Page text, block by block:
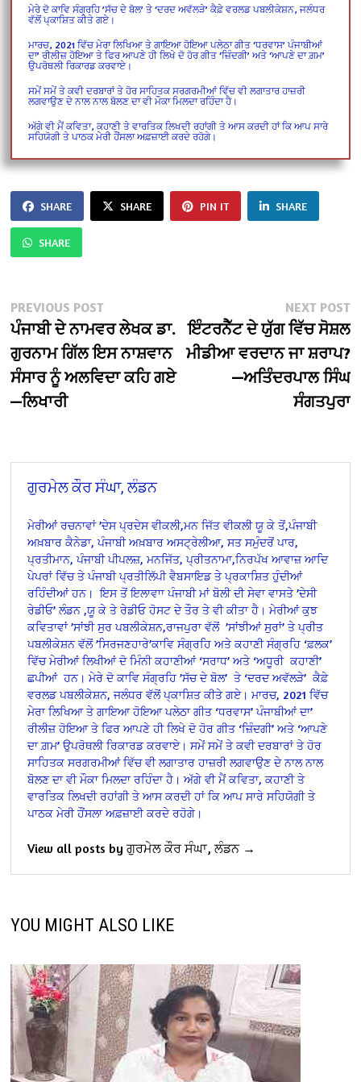
ਮੇਰੇ ਦੋ ਕਾਵਿ ਸੰਗ੍ਰਹਿ ’ਸੱਚ ਦੇ ਬੋਲ’ ਤੇ ‘ਦਰਦ ਅਵੱਲੜੇ’ ਕੈਫ਼ੇ ਵਰਲਡ ਪਬਲੀਕੇਸ਼ਨ, ਜਲੰਧਰ
ਵੱਲੋਂ ਪ੍ਕਾਸ਼ਿਤ ਕੀਤੇ ਗਏ।
ਮਾਰਚ, 2021 ਵਿੱਚ ਮੇਰਾ ਲਿਖਿਆ ਤੇ ਗਾਇਆ ਹੋਇਆ ਪਲੇਠਾ ਗੀਤ ‘ਧਰਵਾਸ’ ਪੰਜਾਬੀਆਂ
ਦਾ’ ਰੀਲੀਜ਼ ਹੋਇਆ ਤੇ ਫਿਰ ਆਪਣੇ ਹੀ ਲਿਖੇ ਦੋ ਹੋਰ ਗੀਤ ‘ਜ਼ਿੰਦਗੀ’ ਅਤੇ ‘ਆਪਣੇ ਦਾ ਗ਼ਮ’
ਉਪਰੋਥਲੀ ਰਿਕਾਰਡ ਕਰਵਾਏ।
ਸਮੇਂ ਸਮੇਂ ਤੇ ਕਵੀ ਦਰਬਾਰਾਂ ਤੇ ਹੋਰ ਸਾਹਿਤਕ ਸਰਗਰਮੀਆਂ ਵਿੱਚ ਵੀ ਲਗਾਤਾਰ ਹਾਜ਼ਰੀ
ਲਗਵਾਉਣ ਦੇ ਨਾਲ ਨਾਲ ਬੋਲਣ ਦਾ ਵੀ ਮੌਕਾ ਮਿਲਦਾ ਰਹਿੰਦਾ ਹੈ।
ਅੱਗੇ ਵੀ ਮੈਂ ਕਵਿਤਾ, ਕਹਾਣੀ ਤੇ ਵਾਰਤਿਕ ਲਿਖਦੀ ਰਹਾਂਗੀ ਤੇ ਆਸ ਕਰਦੀ ਹਾਂ ਕਿ ਆਪ ਸਾਰੇ
ਸਹਿਯੋਗੀ ਤੇ ਪਾਠਕ ਮੇਰੀ ਹੌਂਸਲਾ ਅਫ਼ਜ਼ਾਈ ਕਰਦੇ ਰਹੋਗੇ।
SHARE SHARE PIN IT SHARE
SHARE
Post
navigation
PREVIOUS POSTPrevious
post:
ਪੰਜਾਬੀ ਦੇ ਨਾਮਵਰ ਲੇਖਕ ਡਾ.
ਗੁਰਨਾਮ ਗਿੱਲ ਇਸ ਨਾਸ਼ਵਾਨ
ਸੰਸਾਰ ਨੂੰ ਅਲਵਿਦਾ ਕਹਿ ਗਏ
—ਲਿਖਾਰੀ
NEXT POST
ਇੰਟਰਨੈੱਟ ਦੇ ਯੁੱਗ ਵਿੱਚ ਸੋਸ਼ਲ
ਮੀਡੀਆ ਵਰਦਾਨ ਜਾ ਸ਼ਰਾਪ?
—ਅਤਿੰਦਰਪਾਲ ਸਿੰਘ
ਸੰਗਤਪੁਰਾ
ਗੁਰਮੇਲ ਕੌਰ ਸੰਘਾ, ਲੰਡਨ
ਮੇਰੀਆਂ ਰਚਨਾਵਾਂ ’ਦੇਸ ਪ੍ਰਦੇਸ ਵੀਕਲੀ,ਮਨ ਜਿੱਤ ਵੀਕਲੀ ਯੂ ਕੇ ਤੋਂ,ਪੰਜਾਬੀ
ਅਖ਼ਬਾਰ ਕੈਨੇਡਾ, ਪੰਜਾਬੀ ਅਖ਼ਬਾਰ ਅਸਟ੍ਰੇਲੀਆ, ਸਤ ਸਮੁੰਦਰੋਂ ਪਾਰ,
ਪ੍ਰਤੀਮਾਨ, ਪੰਜਾਬੀ ਪੀਪਲਜ਼, ਮਨਜਿੱਤ, ਪ੍ਰੀਤਨਾਮਾ,ਨਿਰਪੱਖ ਆਵਾਜ਼ ਆਦਿ
ਪੇਪਰਾਂ ਵਿੱਚ ਤੇ ਪੰਜਾਬੀ ਪ੍ਰਤੀਲਿੱਪੀ ਵੈਬਸਾਇਡ ਤੇ ਪ੍ਰਕਾਸ਼ਿਤ ਹੁੰਦੀਆਂ
ਰਹਿੰਦੀਆਂ ਹਨ। ਇਸ ਤੋਂ ਇਲਾਵਾਾ ਪੰਜਾਬੀ ਮਾਂ ਬੋਲੀ ਦੀ ਸੇਵਾ ਵਾਸਤੇ ’ਦੇਸੀ
ਰੇਡੀਓ’ ਲੰਡਨ ,ਯੂ ਕੇ ਤੇ ਰੇਡੀਓ ਹੋਸਟ ਦੇ ਤੌਰ ਤੇ ਵੀ ਕੀਤਾ ਹੈ। ਮੇਰੀਆਂ ਕੁਝ
ਕਵਿਤਾਵਾਂ ’ਸਾਂਝੀ ਸੁਰ ਪਬਲੀਕੇਸ਼ਨ,ਰਾਜਪੁਰਾ ਵੱਲੋਂ ’ਸਾਂਝੀਆਂ ਸੁਰਾਂ’ ਤੇ ਪ੍ਰੀਤ
ਪਬਲੀਕੇਸ਼ਨ ਵੱਲੋਂ ’ਸਿਰਜਣਹਾਰੇ’ਕਾਵਿ ਸੰਗ੍ਰਹਿ ਅਤੇ ਕਹਾਣੀ ਸੰਗ੍ਰਹਿ ‘ਫ਼ਲਕ’
ਵਿੱਚ ਮੇਰੀਆਂ ਲਿਖੀਆਂ ਦੋ ਮਿੰਨੀ ਕਹਾਣੀਆਂ ‘ਸਰਾਧ’ ਅਤੇ ‘ਅਧੂਰੀ ਕਹਾਣੀ’
ਛਪੀਆਂ ਹਨ। ਮੇਰੇ ਦੋ ਕਾਵਿ ਸੰਗ੍ਰਹਿ ’ਸੱਚ ਦੇ ਬੋਲ’ ਤੇ ‘ਦਰਦ ਅਵੱਲੜੇ’ ਕੈਫ਼ੇ
ਵਰਲਡ ਪਬਲੀਕੇਸ਼ਨ, ਜਲੰਧਰ ਵੱਲੋਂ ਪ੍ਕਾਸ਼ਿਤ ਕੀਤੇ ਗਏ। ਮਾਰਚ, 2021 ਵਿੱਚ
ਮੇਰਾ ਲਿਖਿਆ ਤੇ ਗਾਇਆ ਹੋਇਆ ਪਲੇਠਾ ਗੀਤ ‘ਧਰਵਾਸ’ ਪੰਜਾਬੀਆਂ ਦਾ’
ਰੀਲੀਜ਼ ਹੋਇਆ ਤੇ ਫਿਰ ਆਪਣੇ ਹੀ ਲਿਖੇ ਦੋ ਹੋਰ ਗੀਤ ‘ਜ਼ਿੰਦਗੀ’ ਅਤੇ ‘ਆਪਣੇ
ਦਾ ਗ਼ਮ’ ਉਪਰੋਥਲੀ ਰਿਕਾਰਡ ਕਰਵਾਏ। ਸਮੇਂ ਸਮੇਂ ਤੇ ਕਵੀ ਦਰਬਾਰਾਂ ਤੇ ਹੋਰ
ਸਾਹਿਤਕ ਸਰਗਰਮੀਆਂ ਵਿੱਚ ਵੀ ਲਗਾਤਾਰ ਹਾਜ਼ਰੀ ਲਗਵਾਉਣ ਦੇ ਨਾਲ ਨਾਲ
ਬੋਲਣ ਦਾ ਵੀ ਮੌਕਾ ਮਿਲਦਾ ਰਹਿੰਦਾ ਹੈ। ਅੱਗੇ ਵੀ ਮੈਂ ਕਵਿਤਾ, ਕਹਾਣੀ ਤੇ
ਵਾਰਤਿਕ ਲਿਖਦੀ ਰਹਾਂਗੀ ਤੇ ਆਸ ਕਰਦੀ ਹਾਂ ਕਿ ਆਪ ਸਾਰੇ ਸਹਿਯੋਗੀ ਤੇ
ਪਾਠਕ ਮੇਰੀ ਹੌਂਸਲਾ ਅਫ਼ਜ਼ਾਈ ਕਰਦੇ ਰਹੋਗੇ।
View all posts by ਗੁਰਮੇਲ ਕੌਰ ਸੰਘਾ, ਲੰਡਨ →
YOU MIGHT ALSO LIKE